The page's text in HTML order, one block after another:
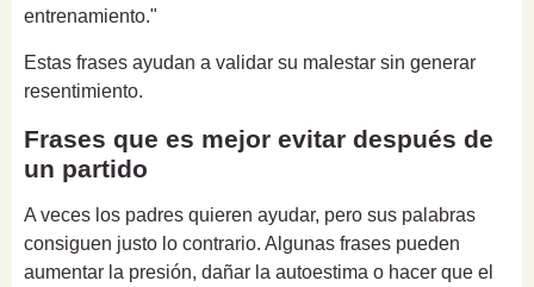
entrenamiento."
Estas frases ayudan a validar su malestar sin generar
resentimiento.
Frases que es mejor evitar después de
un partido
A veces los padres quieren ayudar, pero sus palabras
consiguen justo lo contrario. Algunas frases pueden
aumentar la presión, dañar la autoestima o hacer que el